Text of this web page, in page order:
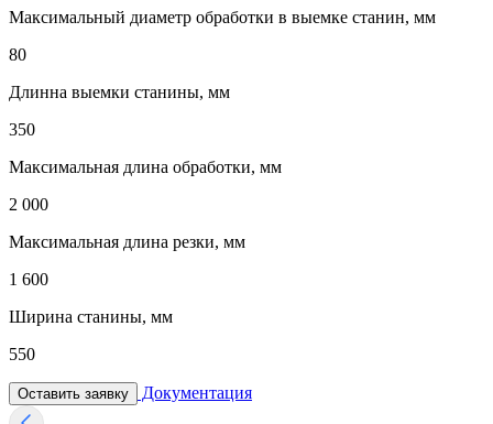
Максимальный диаметр обработки в выемке станин, мм
80
Длинна выемки станины, мм
350
Максимальная длина обработки, мм
2 000
Максимальная длина резки, мм
1 600
Ширина станины, мм
550
Оставить заявку Документация